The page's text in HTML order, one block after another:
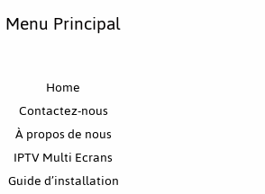
Menu Principal
Home
Contactez-nous
À propos de nous
IPTV Multi Ecrans
Guide d’installation